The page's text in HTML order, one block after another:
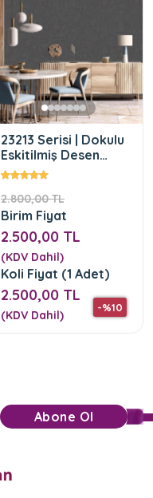
23213 Serisi | Dokulu
Eskitilmiş Desen
Duvar Kağıdı
2.800,00 TL
-%10
Birim Fiyat
2.500,00 TL
(KDV Dahil)
Koli Fiyat (1 Adet)
2.500,00 TL
(KDV Dahil)
Abone Ol